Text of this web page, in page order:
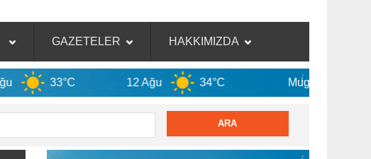
GAZETELER HAKKIMIZDA
12 Ağu 34°C Mugla Province